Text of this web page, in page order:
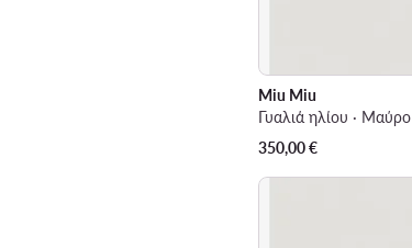
Miu Miu
Γυαλιά ηλίου · Μαύρο
350,00€